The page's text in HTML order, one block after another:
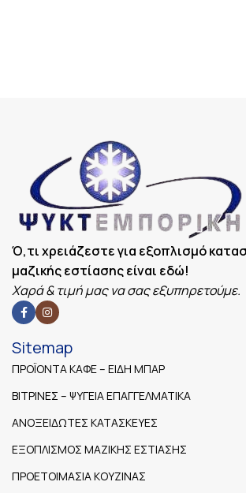
Ό,τι χρειάζεστε για εξοπλισμό
μαζικής εστίασης είναι εδώ!
Χαρά & τιμή μας να σας εξυπηρετούμε.
Sitemap
ΠΡΟΪΟΝΤΑ ΚΑΦΕ – ΕΙΔΗ ΜΠΑΡ
ΒΙΤΡΙΝΕΣ – ΨΥΓΕΙΑ ΕΠΑΓΓΕΛΜΑΤΙΚΑ
ΑΝΟΞΕΙΔΩΤΕΣ ΚΑΤΑΣΚΕΥΕΣ
ΕΞΟΠΛΙΣΜΟΣ ΜΑΖΙΚΗΣ ΕΣΤΙΑΣΗΣ
ΠΡΟΕΤΟΙΜΑΣΙΑ ΚΟΥΖΙΝΑΣ